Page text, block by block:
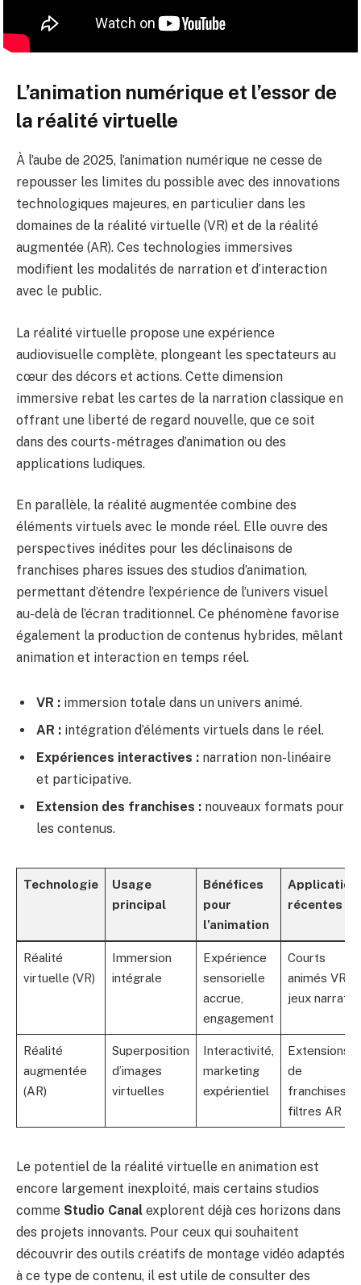
L’animation numérique et l’essor de
la réalité virtuelle
À l’aube de 2025, l’animation numérique ne cesse de
repousser les limites du possible avec des innovations
technologiques majeures, en particulier dans les
domaines de la réalité virtuelle (VR) et de la réalité
augmentée (AR). Ces technologies immersives
modifient les modalités de narration et d’interaction
avec le public.
La réalité virtuelle propose une expérience
audiovisuelle complète, plongeant les spectateurs au
cœur des décors et actions. Cette dimension
immersive rebat les cartes de la narration classique en
offrant une liberté de regard nouvelle, que ce soit
dans des courts-métrages d’animation ou des
applications ludiques.
En parallèle, la réalité augmentée combine des
éléments virtuels avec le monde réel. Elle ouvre des
perspectives inédites pour les déclinaisons de
franchises phares issues des studios d’animation,
permettant d’étendre l’expérience de l’univers visuel
au-delà de l’écran traditionnel. Ce phénomène favorise
également la production de contenus hybrides, mêlant
animation et interaction en temps réel.
VR : immersion totale dans un univers animé.
AR : intégration d’éléments virtuels dans le réel.
Expériences interactives : narration non-linéaire
et participative.
Extension des franchises : nouveaux formats pour
les contenus.
Technologie
Usage
principal
Bénéfices
pour
l’animation
récentes
Réalité
virtuelle (VR)
Immersion
intégrale
Expérience
sensorielle
accrue,
engagement
Courts
animés VR,
jeux
Réalité
augmentée
(AR)
Superposition
d’images
virtuelles
Interactivité,
marketing
expérientiel
Extensions
de
franchises,
filtres AR
Le potentiel de la réalité virtuelle en animation est
encore largement inexploité, mais certains studios
comme Studio Canal explorent déjà ces horizons dans
des projets innovants. Pour ceux qui souhaitent
découvrir des outils créatifs de montage vidéo adaptés
à ce type de contenu, il est utile de consulter des